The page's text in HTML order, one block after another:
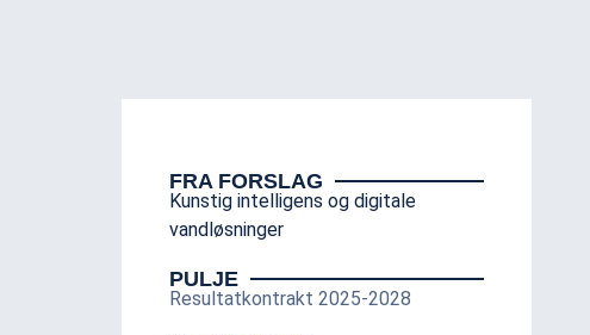
FRA FORSLAG
Kunstig intelligens og digitale
vandløsninger
PULJE
Resultatkontrakt 2025-2028